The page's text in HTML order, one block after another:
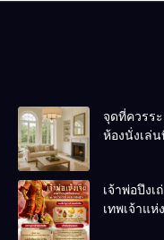
จุดที่ควรระ
ห้องนั่งเล่
เจ้าพ่อปึงเ
เทพเจ้าแห่